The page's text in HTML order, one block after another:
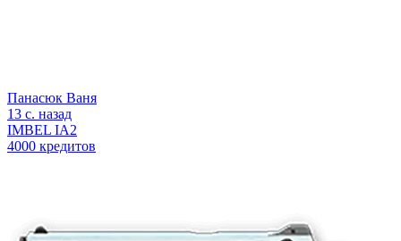
Панасюк Ваня
13 с. назад
IMBEL IA2
4000 кредитов